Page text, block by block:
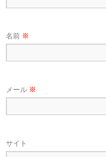
名前 ※
メール ※
サイト